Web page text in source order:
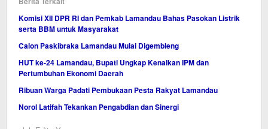
Komisi XII DPR RI dan Pemkab Lamandau Bahas Pasokan Listrik
serta BBM untuk Masyarakat
Calon Paskibraka Lamandau Mulai Digembleng
HUT ke-24 Lamandau, Bupati Ungkap Kenaikan IPM dan
Pertumbuhan Ekonomi Daerah
Ribuan Warga Padati Pembukaan Pesta Rakyat Lamandau
Norol Latifah Tekankan Pengabdian dan Sinergi